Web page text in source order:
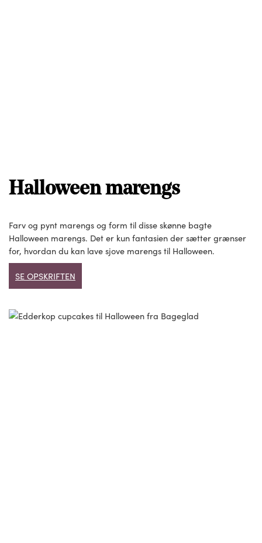
Halloween marengs
Farv og pynt marengs og form til disse skønne bagte
Halloween marengs. Det er kun fantasien der sætter grænser
for, hvordan du kan lave sjove marengs til Halloween.
SE OPSKRIFTEN